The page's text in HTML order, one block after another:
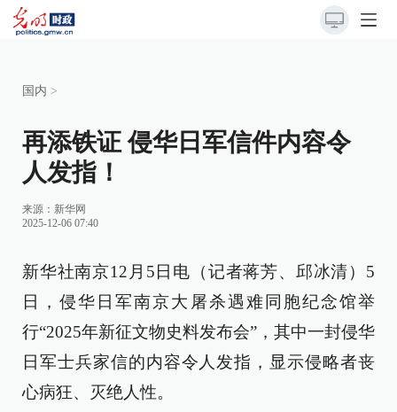
国内 >
再添铁证 侵华日军信件内容令
人发指！
来源： 新华网
2025-12-06 07:40
新华社南京12月5日电（记者蒋芳、邱冰清）5
日，侵华日军南京大屠杀遇难同胞纪念馆举
行“2025年新征文物史料发布会”，其中一封侵华
日军士兵家信的内容令人发指，显示侵略者丧
心病狂、灭绝人性。